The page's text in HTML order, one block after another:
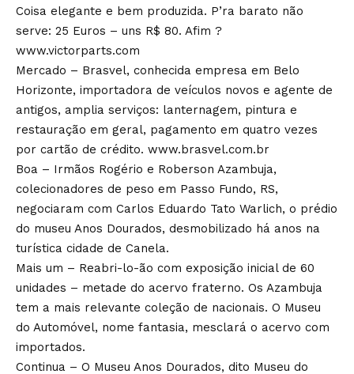
Coisa elegante e bem produzida. P’ra barato não
serve: 25 Euros – uns R$ 80. Afim ?
www.victorparts.com
Mercado – Brasvel, conhecida empresa em Belo
Horizonte, importadora de veículos novos e agente de
antigos, amplia serviços: lanternagem, pintura e
restauração em geral, pagamento em quatro vezes
por cartão de crédito. www.brasvel.com.br
Boa – Irmãos Rogério e Roberson Azambuja,
colecionadores de peso em Passo Fundo, RS,
negociaram com Carlos Eduardo Tato Warlich, o prédio
do museu Anos Dourados, desmobilizado há anos na
turística cidade de Canela.
Mais um – Reabri-lo-ão com exposição inicial de 60
unidades – metade do acervo fraterno. Os Azambuja
tem a mais relevante coleção de nacionais. O Museu
do Automóvel, nome fantasia, mesclará o acervo com
importados.
Continua – O Museu Anos Dourados, dito Museu do